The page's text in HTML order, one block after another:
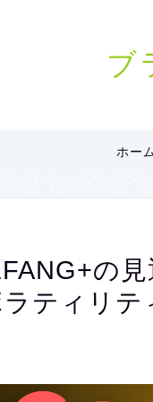
ブ
ホー
の
ティリテ